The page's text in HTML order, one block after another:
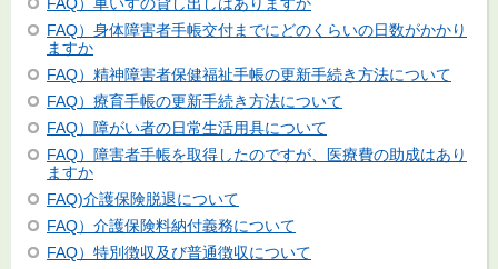
FAQ）車いすの貸し出しはありますか
FAQ）身体障害者手帳交付までにどのくらいの日数がかかり
ますか
FAQ）精神障害者保健福祉手帳の更新手続き方法について
FAQ）療育手帳の更新手続き方法について
FAQ）障がい者の日常生活用具について
FAQ）障害者手帳を取得したのですが、医療費の助成はあり
ますか
FAQ)介護保険脱退について
FAQ）介護保険料納付義務について
FAQ）特別徴収及び普通徴収について